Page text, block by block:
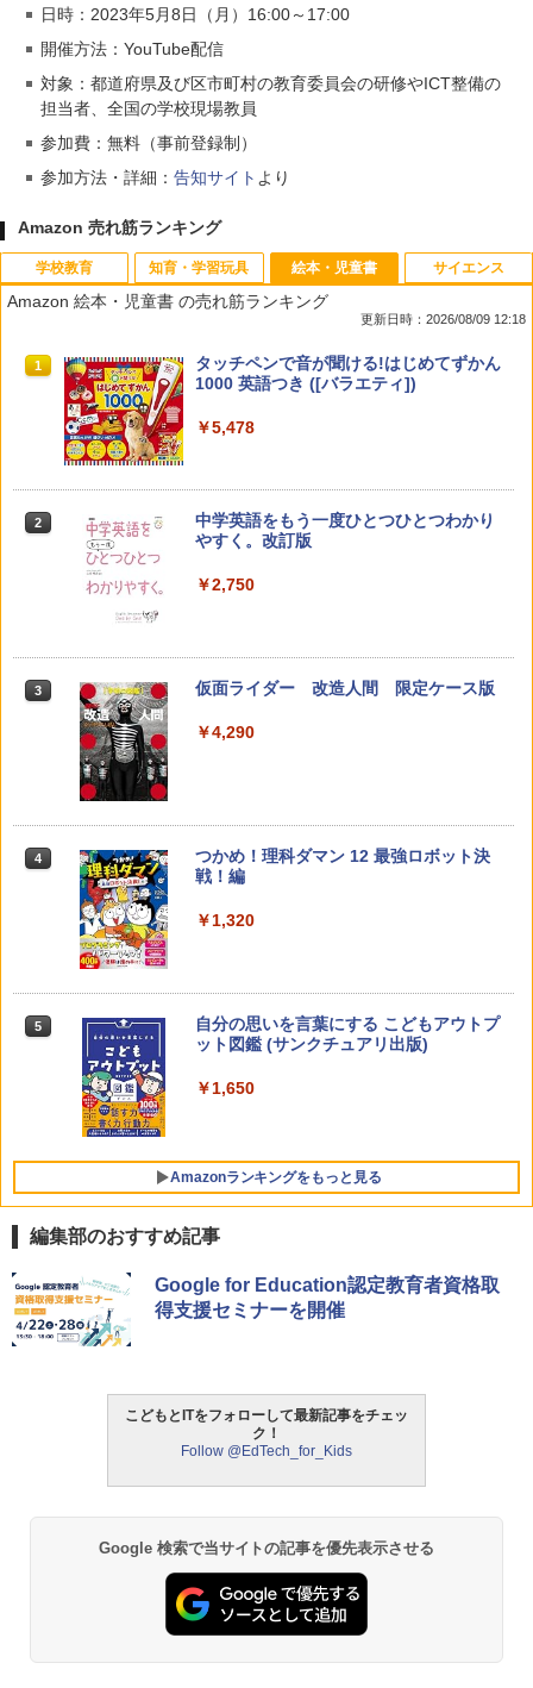
日時：2023年5月8日（月）16:00～17:00
開催方法：YouTube配信
対象：都道府県及び区市町村の教育委員会の研修やICT整備の
担当者、全国の学校現場教員
参加費：無料（事前登録制）
参加方法・詳細： 告知サイト より
Amazon 売れ筋ランキング
学校教育
1 教育者のためのコーチング入門
2
カウンセリングとは何か 変化するという
こと (講談社現代新書 2787)
￥1,540
3 先生のためのGoogle AI完全攻略図鑑
￥-
4 子どもが変わる魔法の言葉
￥2,200
5
向山洋一の系譜、その先へ 授業の腕を磨
く法則: 教育技術が子供の可能性を伸ば
知育・学習玩具
1
パイロット スイスイおえかき for Study
何回も書ける! れんしゅうボード ひらが
育
【くもん出版公式特別セット】くもん出
版(KUMON PUBLISHING) くもんの日本
地図パズル 日本の世界遺産すごろく付き
￥4,046
￥2,127
Joyreal モンテッソーリ ビジーボード 知
早期開発 (スタンダード・エディション)
￥2,959
対象年齢6歳から 数千点のキッズコンテ
ンツが1年間使い放題
￥26,980
絵本・児童書
Amazon 絵本・児童書 の売れ筋ランキング
更新日時：2026/08/09 12:18
1
タッチペンで音が聞ける!はじめてずかん
1000 英語つき ([バラエティ])
￥5,478
2
中学英語をもう一度ひとつひとつわかり
やすく。改訂版
￥2,750
3 仮面ライダー 改造人間 限定ケース版
￥4,290
4
つかめ！理科ダマン 12 最強ロボット決
戦！編
￥1,320
5
自分の思いを言葉にする こどもアウトプ
ット図鑑 (サンクチュアリ出版)
￥1,650
Amazonランキングをもっと見る
サイエンス
1
ThinkFun ボードゲーム 「サーキット・
メイズ」 配線回路をプログラミングする
日本語説明書付 8歳~ 76341 誕生日 クリ
ーム
￥1,980
物理実験モデル楽器電磁気教材を教える
Galtonplatteの物理的な機器
編集部のおすすめ記事
Google for Education認定教育者資格取
得支援セミナーを開催
こどもとITをフォローして最新記事をチェッ
ク！
Follow @EdTech_for_Kids
Google 検索で当サイトの記事を優先表示させる